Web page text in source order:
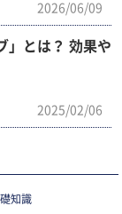
2026/06/09
」とは？ 効果や
2025/02/06
知識